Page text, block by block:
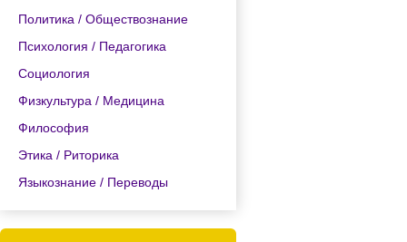
Политика / Обществознание
Психология / Педагогика
Социология
Физкультура / Медицина
Философия
Этика / Риторика
Языкознание / Переводы